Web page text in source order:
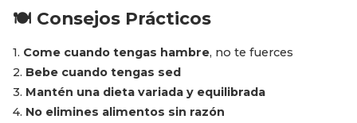
🍽️ Consejos Prácticos
1. Come cuando tengas hambre, no te fuerces
2. Bebe cuando tengas sed
3. Mantén una dieta variada y equilibrada
4. No elimines alimentos sin razón